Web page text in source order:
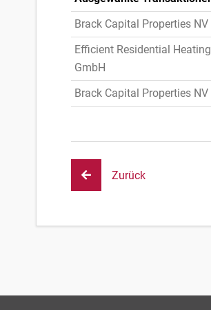
Brack Capital Properties NV
Efficient Residential Heating
GmbH
Brack Capital Properties NV
Zurück